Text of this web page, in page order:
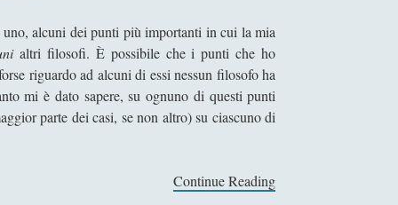
alcuni dei punti più importanti in cui la mia
altri filosofi. È possibile che i punti che ho
riguardo ad alcuni di essi nessun filosofo ha
mi è dato sapere, su ognuno di questi punti
parte dei casi, se non altro) su ciascuno di
Continue Reading